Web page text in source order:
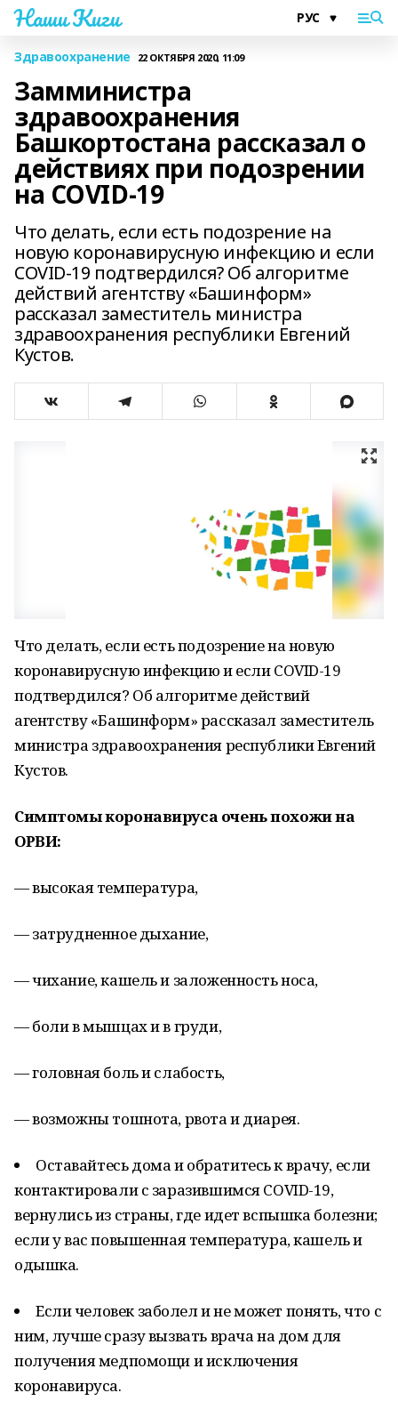
Наши Киги
Здравоохранение 22 ОКТЯБРЯ 2020, 11:09
Замминистра
здравоохранения
Башкортостана рассказал о
действиях при подозрении
на COVID-19
Что делать, если есть подозрение на
новую коронавирусную инфекцию и если
COVID-19 подтвердился? Об алгоритме
действий агентству «Башинформ»
рассказал заместитель министра
здравоохранения республики Евгений
Кустов.
Что делать, если есть подозрение на новую
коронавирусную инфекцию и если COVID-19
подтвердился? Об алгоритме действий
агентству «Башинформ» рассказал заместитель
министра здравоохранения республики Евгений
Кустов.
Симптомы коронавируса очень похожи на
ОРВИ:
— высокая температура,
— затрудненное дыхание,
— чихание, кашель и заложенность носа,
— боли в мышцах и в груди,
— головная боль и слабость,
— возможны тошнота, рвота и диарея.
Оставайтесь дома и обратитесь к врачу, если
контактировали с заразившимся COVID-19,
вернулись из страны, где идет вспышка болезни;
если у вас повышенная температура, кашель и
одышка.
Если человек заболел и не может понять, что с
ним, лучше сразу вызвать врача на дом для
получения медпомощи и исключения
коронавируса.